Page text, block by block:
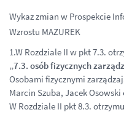
Wykaz zmian w Prospekcie
Wzrostu MAZUREK
1.W Rozdziale II w pkt 7.3.
„7.3. osób fizycznych
Osobami fizycznymi
Marcin Szuba, Jacek
W Rozdziale II pkt 8.3.